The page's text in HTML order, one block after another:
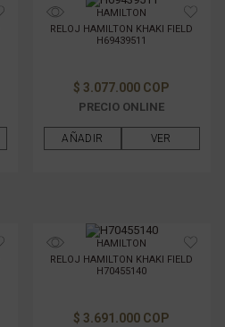
HAMILTON
RELOJ HAMILTON KHAKI FIELD
H69439511
$ 3.077.000 COP
PRECIO ONLINE
AÑADIR VER
HAMILTON
RELOJ HAMILTON KHAKI FIELD
H70455140
$ 3.691.000 COP